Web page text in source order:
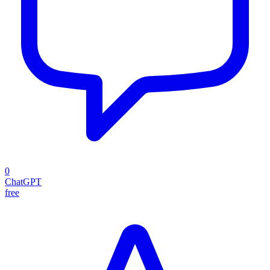
0
ChatGPT
free